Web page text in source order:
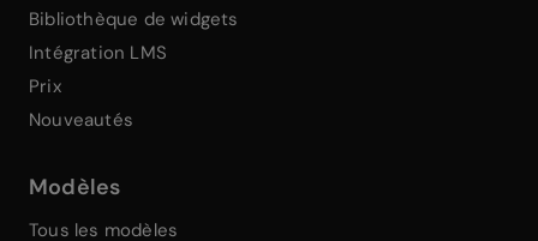
Bibliothèque de widgets
Intégration LMS
Prix
Nouveautés
Modèles
Tous les modèles